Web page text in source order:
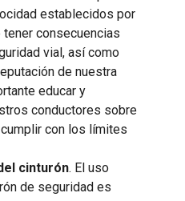
establecidos por
tener consecuencias
vial, así como
de nuestra
educar y
conductores sobre
con los límites
cinturón. El uso
de seguridad es